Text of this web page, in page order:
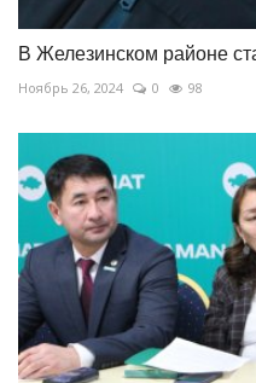
В Железинском районе
Ноябрь 26, 2024 0 98